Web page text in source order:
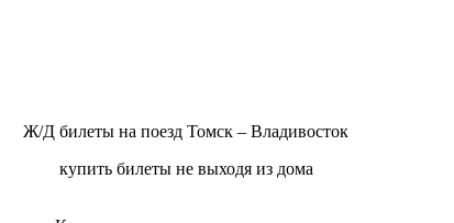
Ж/Д билеты на поезд Томск – Владивосток
купить билеты не выходя из дома